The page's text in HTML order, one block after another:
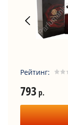
Рейтинг:
793 р.